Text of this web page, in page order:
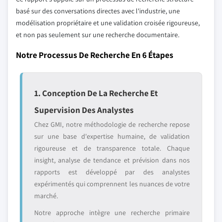
basé sur des conversations directes avec l'industrie, une
modélisation propriétaire et une validation croisée rigoureuse,
et non pas seulement sur une recherche documentaire.
Notre Processus De Recherche En 6 Étapes
1. Conception De La Recherche Et
Supervision Des Analystes
Chez GMI, notre méthodologie de recherche repose
sur une base d'expertise humaine, de validation
rigoureuse et de transparence totale. Chaque
insight, analyse de tendance et prévision dans nos
rapports est développé par des analystes
expérimentés qui comprennent les nuances de votre
marché.
Notre approche intègre une recherche primaire